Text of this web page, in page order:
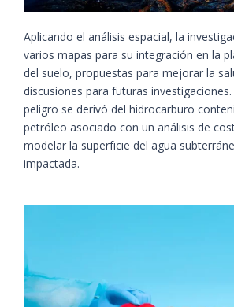
Aplicando el análisis espacial, la
varios mapas para su integración en la
del suelo, propuestas para mejorar la
discusiones para futuras investigaciones.
peligro se derivó del hidrocarburo
petróleo asociado con un análisis de
modelar la superficie del agua
impactada.